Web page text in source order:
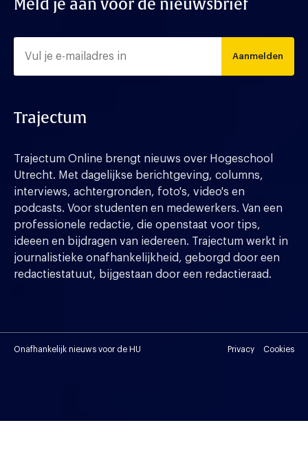
Meld je aan voor de nieuwsbrief
Aanmelden
Trajectum
Trajectum Online brengt nieuws over Hogeschool
Utrecht. Met dagelijkse berichtgeving, columns,
interviews, achtergronden, foto's, video's en
podcasts. Voor studenten en medewerkers. Van een
professionele redactie, die openstaat voor tips,
ideeen en bijdragen van iedereen. Trajectum werkt in
journalistieke onafhankelijkheid, geborgd door een
redactiestatuut, bijgestaan door een redactieraad.
Onafhankelijk nieuws voor de HU Privacy Cookies